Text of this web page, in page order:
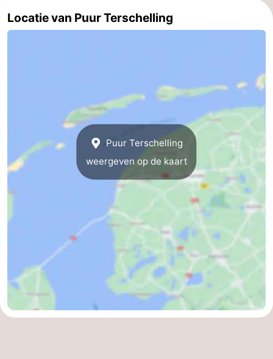
Leeuwarden
Waddeneilanden
Texel
Weer
Locatie van Puur Terschelling
Puur Terschelling
weergeven op de kaart